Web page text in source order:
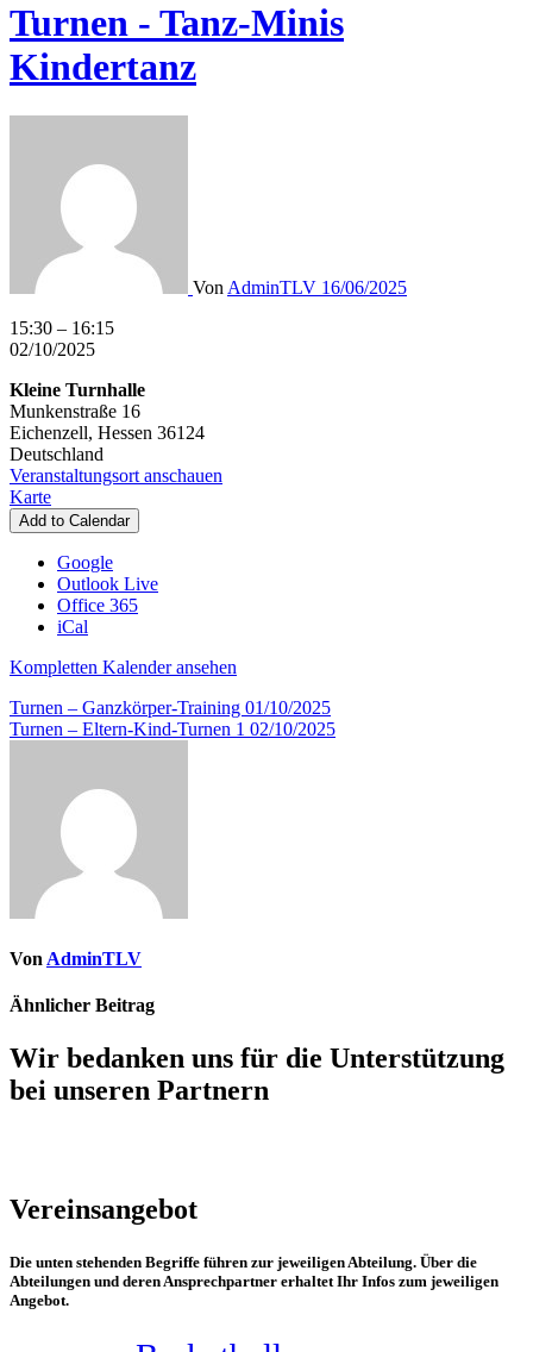
Turnen - Tanz-Minis
Kindertanz
Von AdminTLV 16/06/2025
Turnen
-
Minis
Kindertanz
15:30 – 16:15
02/10/2025
Kleine Turnhalle
Munkenstraße 16
Eichenzell, Hessen 36124
Deutschland
Veranstaltungsort anschauen
KarteKleine
Turnhalle
Add to Calendar
Google
Outlook Live
Office 365
iCal
Kompletten Kalender ansehen
Beitragsnavigation
Turnen – Ganzkörper-Training 01/10/2025
Turnen – Eltern-Kind-Turnen 1 02/10/2025
Von AdminTLV
Ähnlicher Beitrag
Wir bedanken uns für die Unterstützung
bei unseren Partnern
Vereinsangebot
Die unten stehenden Begriffe führen zur jeweiligen Abteilung. Über die
Abteilungen und deren Ansprechpartner erhaltet Ihr Infos zum jeweiligen
Angebot.